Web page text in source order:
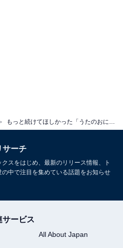
サーチ
スをはじめ、最新のリリース情報、ト
中で注目を集めている話題をお知らせ
サービス
All About Japan